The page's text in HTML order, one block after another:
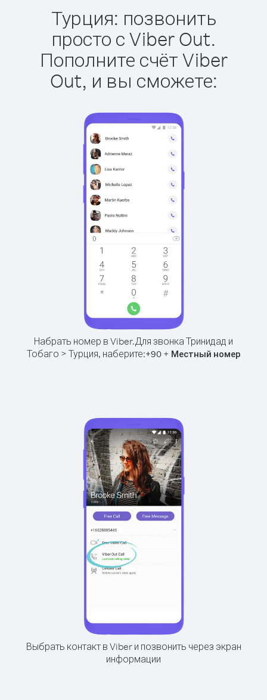
Турция: позвонить
просто с Viber Out.
Пополните счёт Viber
Out, и вы сможете:
Набрать номер в Viber.Для звонка Тринидад и
Тобаго > Турция, наберите:+90+ Местный номер
Выбрать контакт в Viber и позвонить через экран
информации